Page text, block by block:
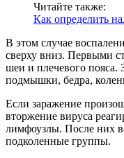
Читайте также:
Как определить
В этом случае
сверху вниз. Первыми
шеи и плечевого пояса.
подмышки, бедра,
Если заражение
вторжение вируса
лимфоузлы. После них
подколенные группы.